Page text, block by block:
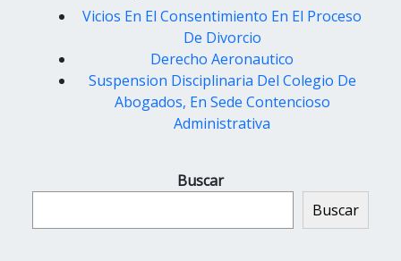
Vicios En El Consentimiento En El Proceso
De Divorcio
Derecho Aeronautico
Suspension Disciplinaria Del Colegio De
Abogados, En Sede Contencioso
Administrativa
Buscar
Buscar